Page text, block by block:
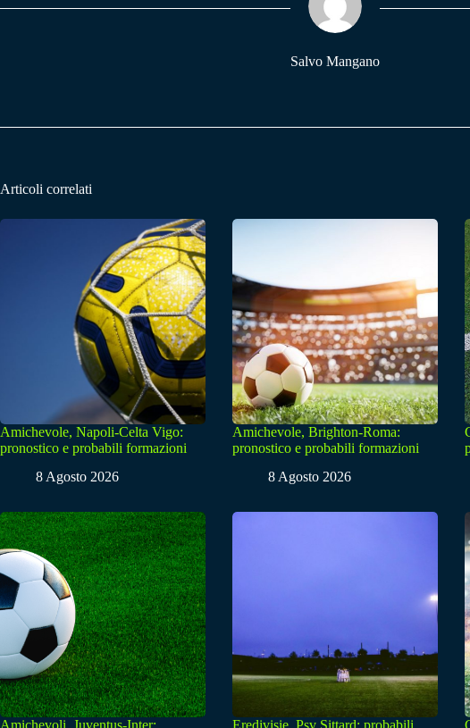
pp m
Salvo Mangano
Articoli correlati
Amichevole, Napoli-Celta Vigo:
pronostico e probabili formazioni
8 Agosto 2026
Amichevole, Brighton-Roma:
pronostico e probabili formazioni
8 Agosto 2026